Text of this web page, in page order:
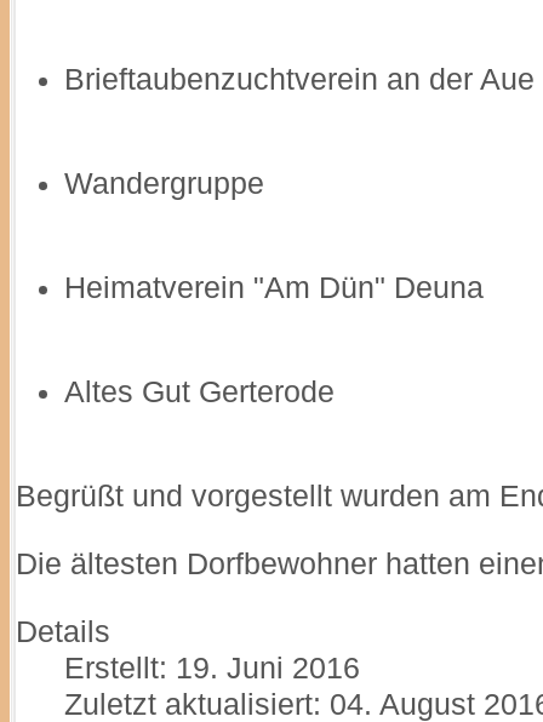
Brieftaubenzuchtverein an der Aue
Wandergruppe
Heimatverein "Am Dün" Deuna
Altes Gut Gerterode
Begrüßt und vorgestellt wurden am
Die ältesten Dorfbewohner hatten
Details
Erstellt: 19. Juni 2016
Zuletzt aktualisiert: 04. August